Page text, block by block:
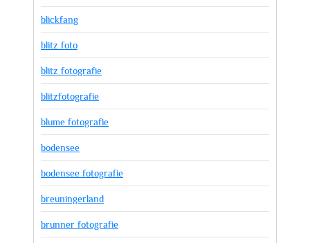
blickfang
blitz foto
blitz fotografie
blitzfotografie
blume fotografie
bodensee
bodensee fotografie
breuningerland
brunner fotografie